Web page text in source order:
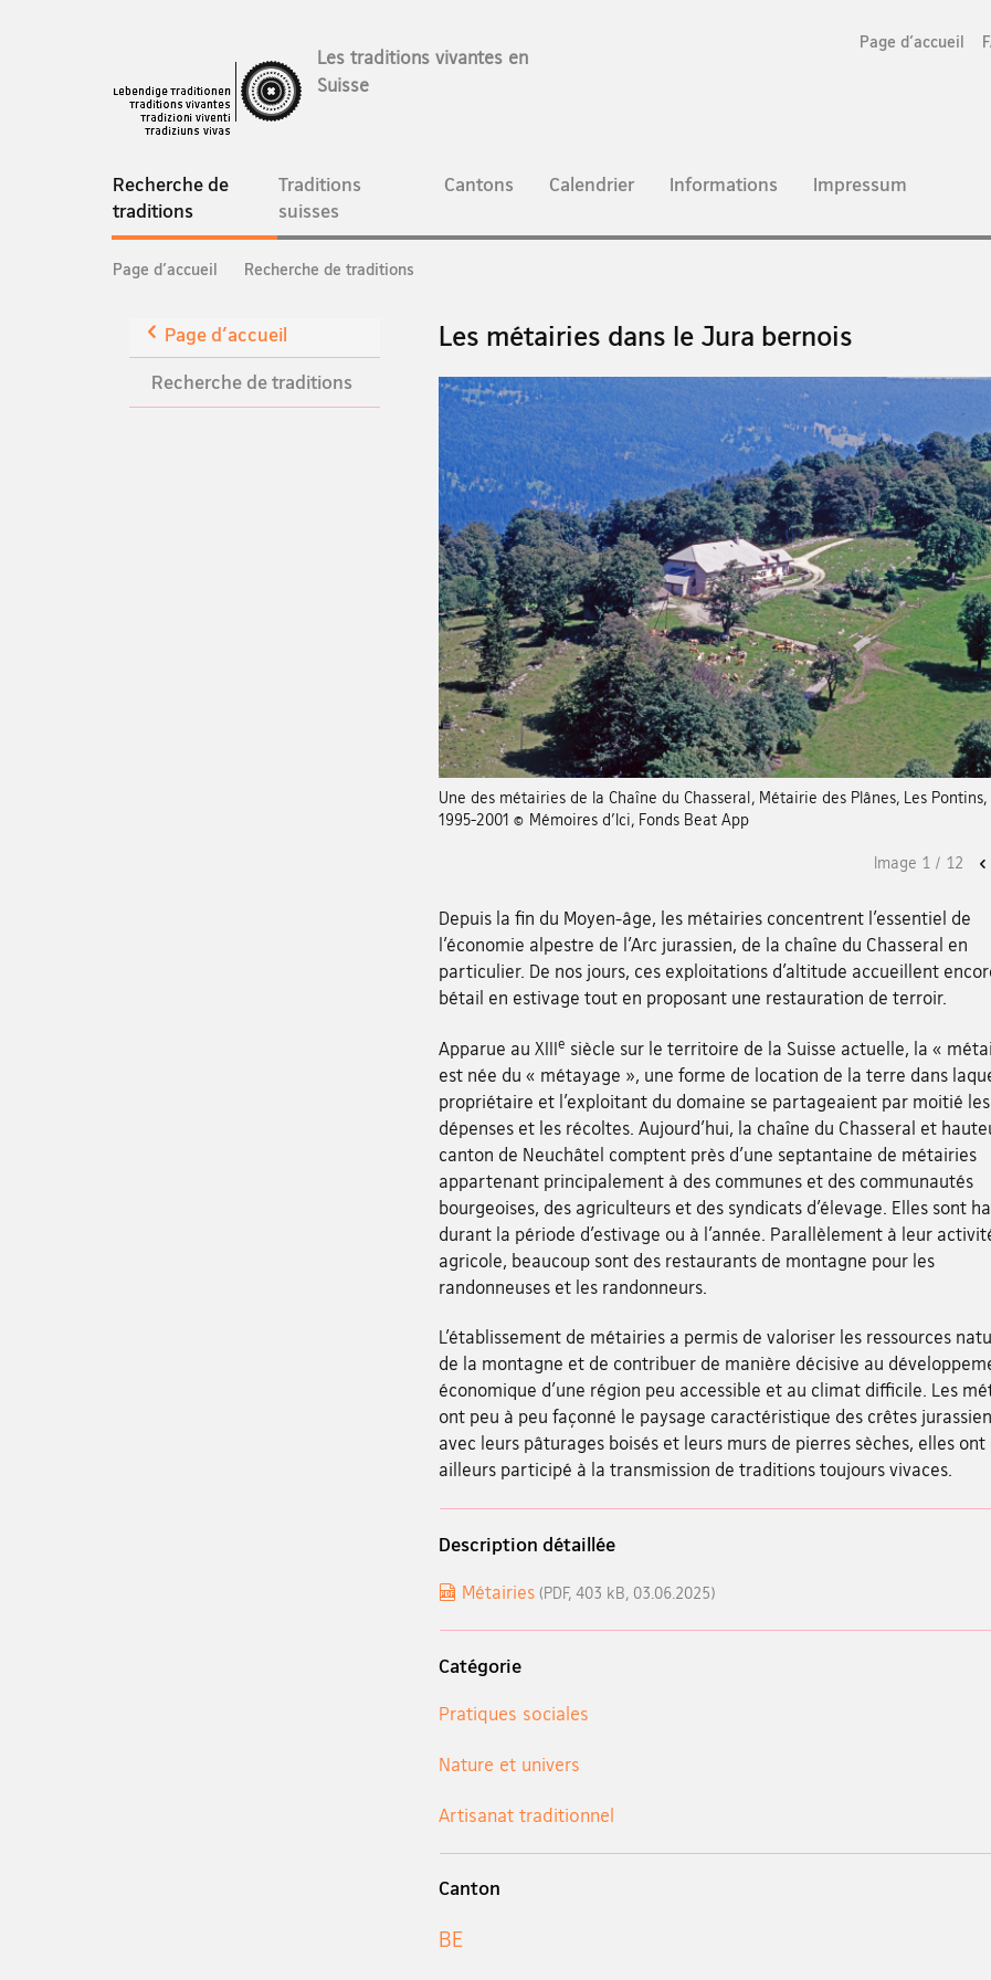
Page d'accueil
Les traditions vivantes en
Suisse
Navigation
Recherche de
traditionscurrent
page
Traditions
suisses
Cantons Calendrier Informations Impressum
Breadcrumb
Page d'accueil Recherche de traditions
Retour
Page d'accueil
Recherche de traditions
Les métairies dans le Jura bernois
Une des métairies de la Chaîne du Chasseral, Métairie des Plânes, Les
1995-2001 © Mémoires d’Ici, Fonds Beat App
Image 1 / 12
Depuis la fin du Moyen-âge, les métairies concentrent l’essentiel de
l’économie alpestre de l’Arc jurassien, de la chaîne du Chasseral en
particulier. De nos jours, ces exploitations d’altitude accueillent
bétail en estivage tout en proposant une restauration de terroir.
Apparue au XIIIe siècle sur le territoire de la Suisse actuelle, la «
est née du « métayage », une forme de location de la terre dans
propriétaire et l’exploitant du domaine se partageaient par moitié les
dépenses et les récoltes. Aujourd’hui, la chaîne du Chasseral et
canton de Neuchâtel comptent près d’une septantaine de métairies
appartenant principalement à des communes et des communautés
bourgeoises, des agriculteurs et des syndicats d’élevage. Elles sont
durant la période d’estivage ou à l’année. Parallèlement à leur
agricole, beaucoup sont des restaurants de montagne pour les
randonneuses et les randonneurs.
L’établissement de métairies a permis de valoriser les ressources
de la montagne et de contribuer de manière décisive au
économique d’une région peu accessible et au climat difficile. Les
ont peu à peu façonné le paysage caractéristique des crêtes
avec leurs pâturages boisés et leurs murs de pierres sèches, elles ont
ailleurs participé à la transmission de traditions toujours vivaces.
Description détaillée
Métairies(PDF, 403 kB, 03.06.2025)
Catégorie
Pratiques sociales
Nature et univers
Artisanat traditionnel
Canton
BE